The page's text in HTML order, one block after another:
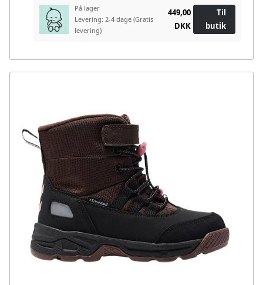
På lager
Levering: 2-4 dage (Gratis
levering)
449,00
DKK
Til
butik